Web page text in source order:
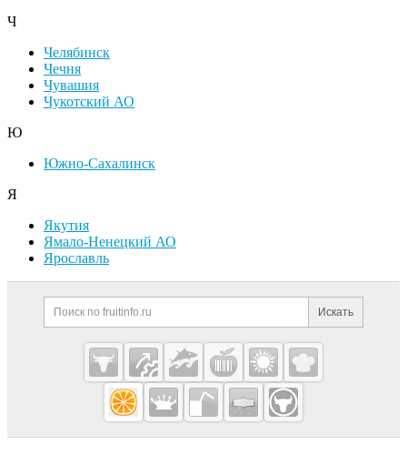
Ч
Челябинск
Чечня
Чувашия
Чукотский АО
Ю
Южно-Сахалинск
Я
Якутия
Ямало-Ненецкий АО
Ярославль
Дополнительная информация
Поиск по сайту и
Искать
Cсылки на полезные проекты
Fruitinfo.ru
— рынок